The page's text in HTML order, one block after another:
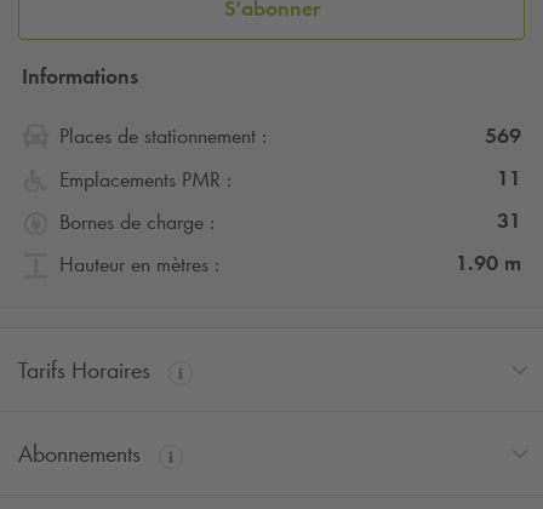
S'abonner
Informations
Places de stationnement :
569
Emplacements PMR :
11
Bornes de charge :
31
Hauteur en mètres :
1.90 m
Tarifs Horaires
Abonnements